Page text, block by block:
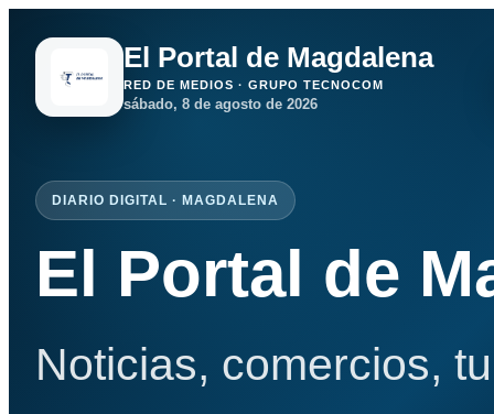
El Portal de Magdalena
RED DE MEDIOS · GRUPO TECNOCOM
sábado, 8 de agosto de 2026
DIARIO DIGITAL · MAGDALENA
El Portal de
Noticias, comercios,